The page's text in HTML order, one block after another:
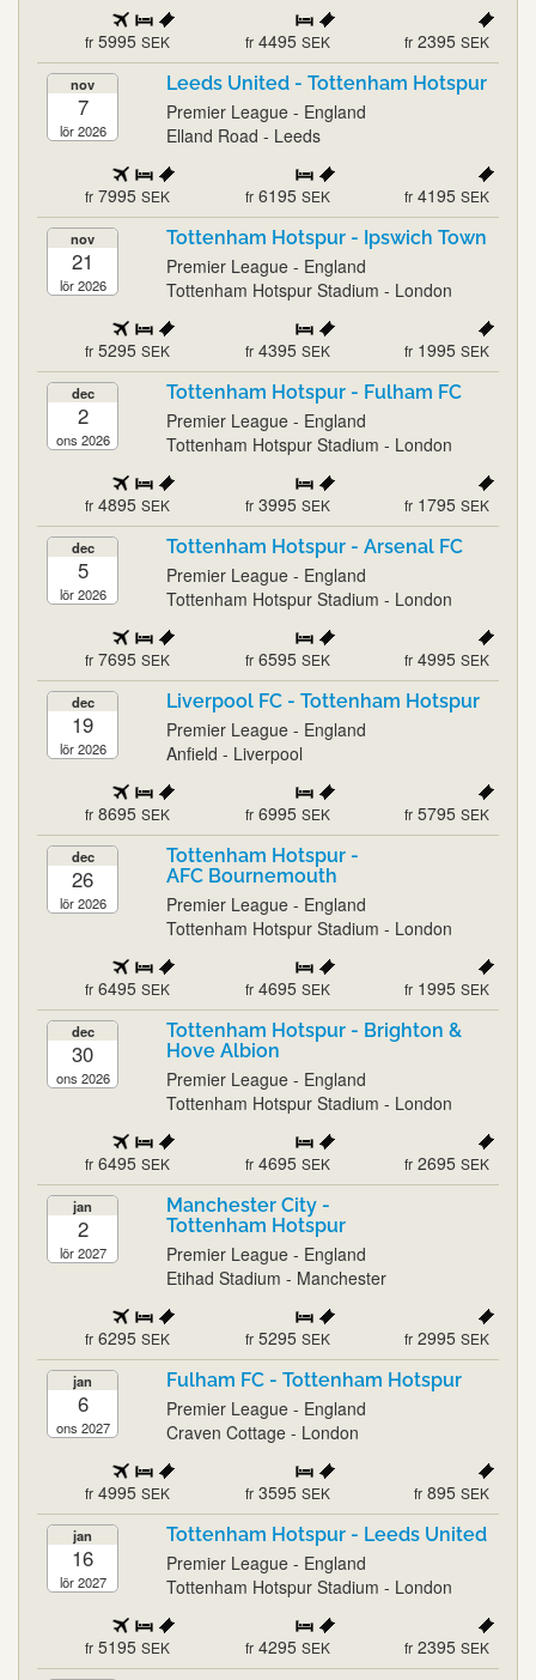
fr 5995 SEK fr 4495 SEK fr 2395 SEK
nov
7
lör 2026
Leeds United - Tottenham Hotspur
Premier League - England
Elland Road - Leeds
fr 7995 SEK fr 6195 SEK fr 4195 SEK
nov
21
lör 2026
Tottenham Hotspur - Ipswich Town
Premier League - England
Tottenham Hotspur Stadium - London
fr 5295 SEK fr 4395 SEK fr 1995 SEK
dec
2
ons 2026
Tottenham Hotspur - Fulham FC
Premier League - England
Tottenham Hotspur Stadium - London
fr 4895 SEK fr 3995 SEK fr 1795 SEK
dec
5
lör 2026
Tottenham Hotspur - Arsenal FC
Premier League - England
Tottenham Hotspur Stadium - London
fr 7695 SEK fr 6595 SEK fr 4995 SEK
dec
19
lör 2026
Liverpool FC - Tottenham Hotspur
Premier League - England
Anfield - Liverpool
fr 8695 SEK fr 6995 SEK fr 5795 SEK
dec
26
lör 2026
Tottenham Hotspur -
AFC Bournemouth
Premier League - England
Tottenham Hotspur Stadium - London
fr 6495 SEK fr 4695 SEK fr 1995 SEK
dec
30
ons 2026
Tottenham Hotspur - Brighton &
Hove Albion
Premier League - England
Tottenham Hotspur Stadium - London
fr 6495 SEK fr 4695 SEK fr 2695 SEK
jan
2
lör 2027
Manchester City -
Tottenham Hotspur
Premier League - England
Etihad Stadium - Manchester
fr 6295 SEK fr 5295 SEK fr 2995 SEK
jan
6
ons 2027
Fulham FC - Tottenham Hotspur
Premier League - England
Craven Cottage - London
fr 4995 SEK fr 3595 SEK fr 895 SEK
jan
16
lör 2027
Tottenham Hotspur - Leeds United
Premier League - England
Tottenham Hotspur Stadium - London
fr 5195 SEK fr 4295 SEK fr 2395 SEK